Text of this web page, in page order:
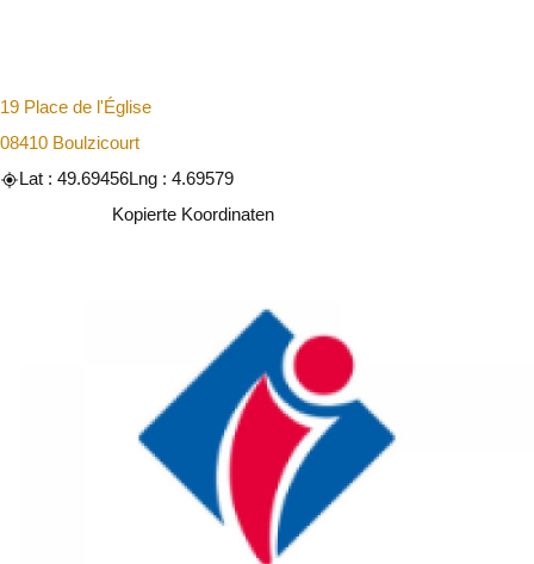
19 Place de l'Église
08410 Boulzicourt
Lat : 49.69456Lng : 4.69579
Kopierte Koordinaten